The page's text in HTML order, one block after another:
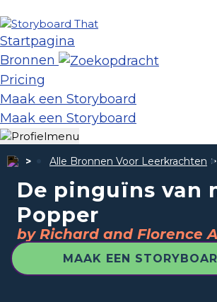
Startpagina
Bronnen
Pricing
Maak een Storyboard
Maak een Storyboard
Alle Bronnen Voor Leerkrachten
De pinguïns van
Popper
by Richard and Florence
MAAK EEN